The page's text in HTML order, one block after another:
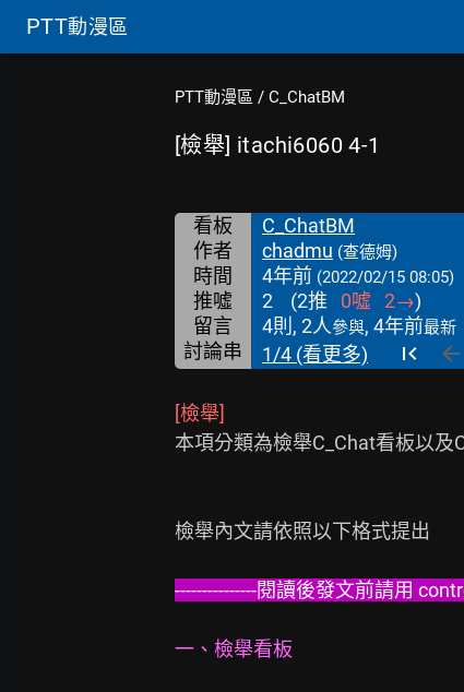
PTT動漫區
PTT動漫區 / C_ChatBM
[檢舉] itachi6060 4-1
看板
C_ChatBM
作者
chadmu (查德姆)
時間 4年前 (2022/02/15 08:05)
推噓 2 (2推 0噓 2→)
留言
4則, 2人參與, 4年前最新
討論串 1/4 (看更多)
[檢舉]
本項分類為檢舉C_Chat看板以
檢舉內文請依照以下格式提出
---------------閱讀後發文前請用
一、檢舉看板